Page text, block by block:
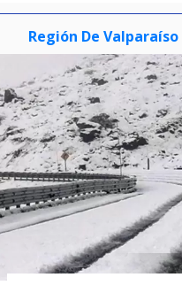
Región De Valparaíso